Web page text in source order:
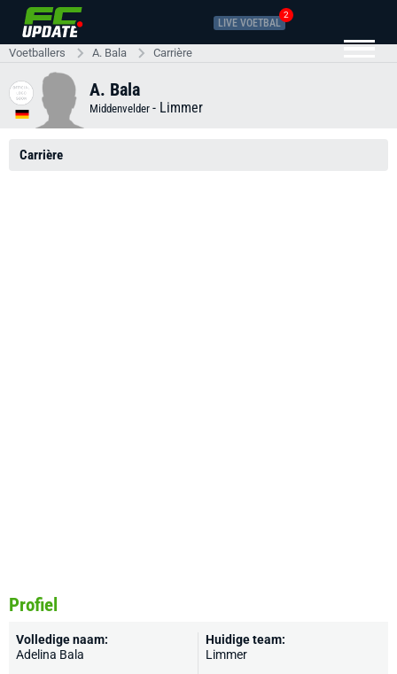
LIVE VOETBAL
2
Voetballers A. Bala Carrière
A. Bala
Middenvelder - Limmer
Carrière
Profiel
Volledige naam:
Adelina Bala
Huidige team:
Limmer